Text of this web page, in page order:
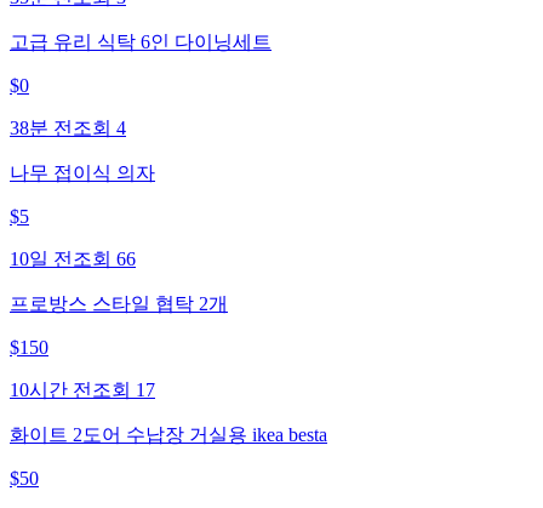
고급 유리 식탁 6인 다이닝세트
$0
38분 전 조회 4
나무 접이식 의자
$5
10일 전 조회 66
프로방스 스타일 협탁 2개
$150
10시간 전 조회 17
화이트 2도어 수납장 거실용 ikea besta
$50